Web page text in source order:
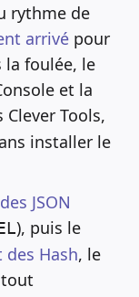
rythme de
arrivé pour
la foulée, le
et la
Clever Tools,
installer le
JSON
), puis le
Hash, le
tout